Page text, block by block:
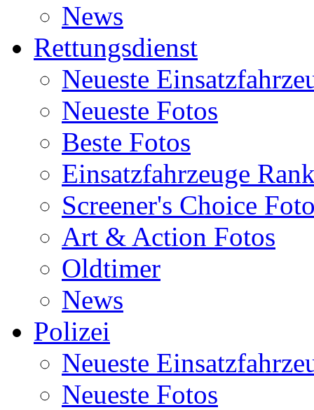
News
Rettungsdienst
Neueste
Neueste Fotos
Beste Fotos
Einsatzfahrzeuge
Screener's Choice
Art & Action Fotos
Oldtimer
News
Polizei
Neueste
Neueste Fotos